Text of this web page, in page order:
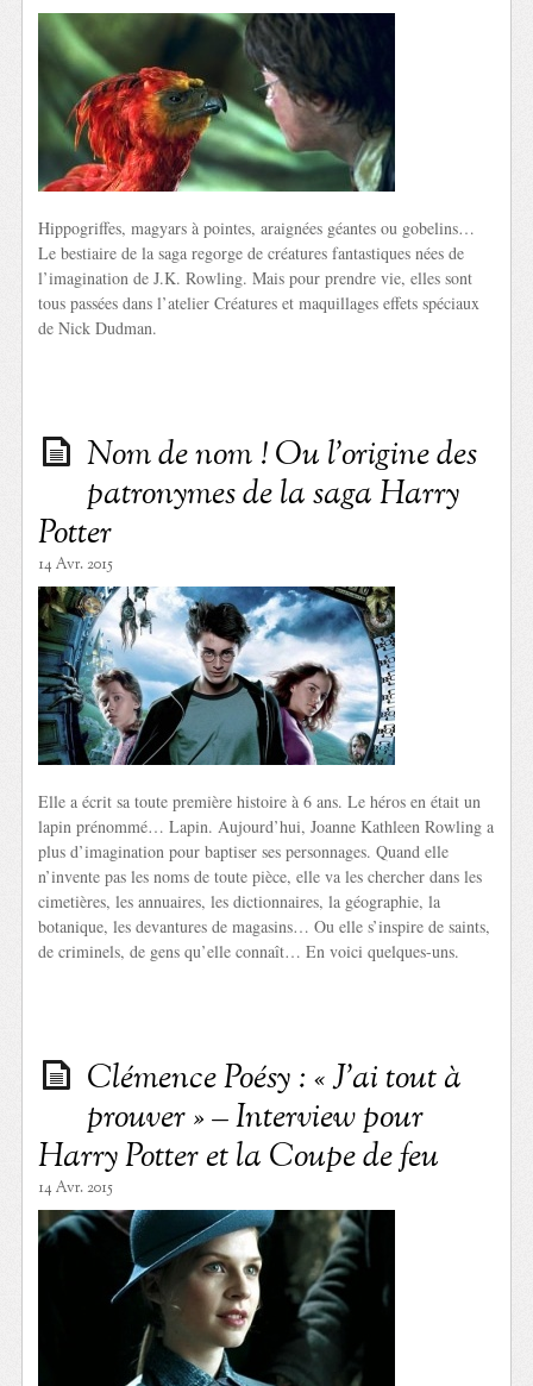
Hippogriffes, magyars à pointes, araignées géantes ou gobelins…
Le bestiaire de la saga regorge de créatures fantastiques nées de
l’imagination de J.K. Rowling. Mais pour prendre vie, elles sont
tous passées dans l’atelier Créatures et maquillages effets spéciaux
de Nick Dudman.
Nom de nom ! Ou l’origine des
patronymes de la saga Harry
Potter
14 Avr. 2015
Elle a écrit sa toute première histoire à 6 ans. Le héros en était un
lapin prénommé… Lapin. Aujourd’hui, Joanne Kathleen Rowling a
plus d’imagination pour baptiser ses personnages. Quand elle
n’invente pas les noms de toute pièce, elle va les chercher dans les
cimetières, les annuaires, les dictionnaires, la géographie, la
botanique, les devantures de magasins… Ou elle s’inspire de saints,
de criminels, de gens qu’elle connaît… En voici quelques-uns.
Clémence Poésy : « J’ai tout à
prouver » – Interview pour
Harry Potter et la Coupe de feu
14 Avr. 2015